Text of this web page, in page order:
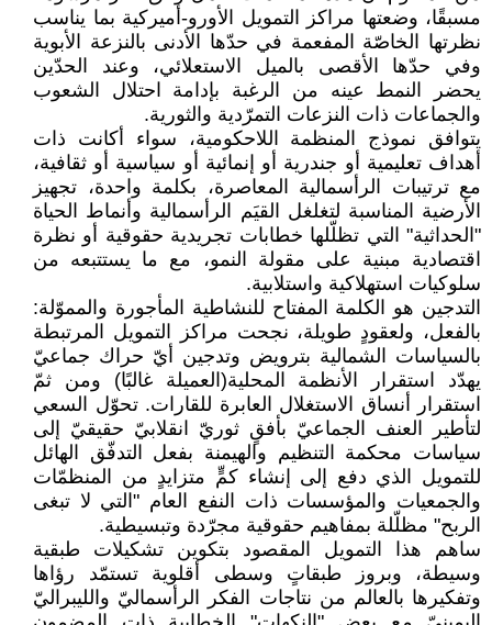
مسبقًا، وضعتها مراكز التمويل الأورو-أميركية بما يناسب
نظرتها الخاصّة المفعمة في حدّها الأدنى بالنزعة الأبوية
وفي حدّها الأقصى بالميل الاستعلائي، وعند الحدّين
يحضر النمط عينه من الرغبة بإدامة احتلال الشعوب
والجماعات ذات النزعات التمرّدية والثورية.
يتوافق نموذج المنظمة اللاحكومية، سواء أكانت ذات
أهداف تعليمية أو جندرية أو إنمائية أو سياسية أو ثقافية،
مع ترتيبات الرأسمالية المعاصرة، بكلمة واحدة، تجهيز
الأرضية المناسبة لتغلغل القيَم الرأسمالية وأنماط الحياة
"الحداثية" التي تظلّلها خطابات تجريدية حقوقية أو نظرة
اقتصادية مبنية على مقولة النمو، مع ما يستتبعه من
سلوكيات استهلاكية واستلابية.
التدجين هو الكلمة المفتاح للنشاطية المأجورة والمموّلة:
بالفعل، ولعقودٍ طويلة، نجحت مراكز التمويل المرتبطة
بالسياسات الشمالية بترويض وتدجين أيّ حراك جماعيّ
يهدّد استقرار الأنظمة المحلية(العميلة غالبًا) ومن ثمّ
استقرار أنساق الاستغلال العابرة للقارات. تحوّل السعي
لتأطير العنف الجماعيّ بأفقٍ ثوريّ انقلابيّ حقيقيّ إلى
سياسات محكمة التنظيم والهيمنة بفعل التدفّق الهائل
للتمويل الذي دفع إلى إنشاء كمٍّ متزايدٍ من المنظمّات
والجمعيات والمؤسسات ذات النفع العام "التي لا تبغى
الربح" مظلّلة بمفاهيم حقوقية مجرّدة وتبسيطية.
ساهم هذا التمويل المقصود بتكوين تشكيلات طبقية
وسيطة، وبروز طبقاتٍ وسطى أقلوية تستمّد رؤاها
وتفكيرها بالعالم من نتاجات الفكر الرأسماليّ والليبراليّ